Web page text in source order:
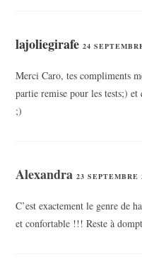
lajoliegirafe 24
Merci Caro, tes compliments
partie remise pour les tests;)
;)
Alexandra23 SEPTEMBRE
C’est exactement le genre de
et confortable !!! Reste à